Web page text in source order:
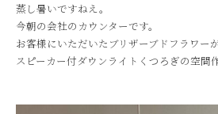
蒸し暑いですねえ。
今朝の会社のカウンターです。
お客様にいただいたブリザーブドフラワーが
スピーカー付ダウンライトくつろぎの空間